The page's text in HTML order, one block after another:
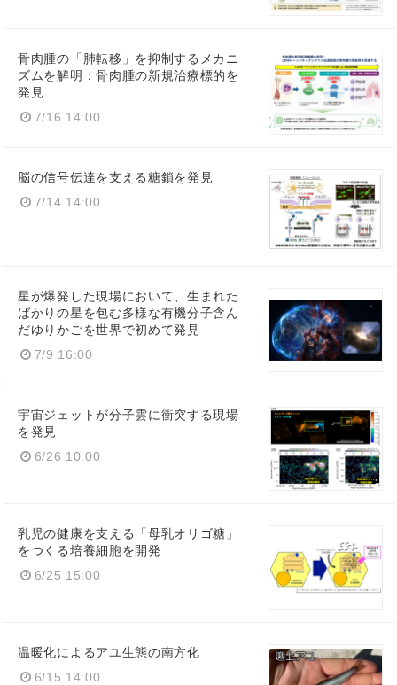
骨肉腫の「肺転移」を抑制するメカニ
ズムを解明：骨肉腫の新規治療標的を
発見
7/16 14:00
脳の信号伝達を支える糖鎖を発見
7/14 14:00
星が爆発した現場において、生まれた
ばかりの星を包む多様な有機分子含ん
だゆりかごを世界で初めて発見
7/9 16:00
宇宙ジェットが分子雲に衝突する現場
を発見
6/26 10:00
乳児の健康を支える「母乳オリゴ糖」
をつくる培養細胞を開発
6/25 15:00
温暖化によるアユ生態の南方化
6/15 14:00